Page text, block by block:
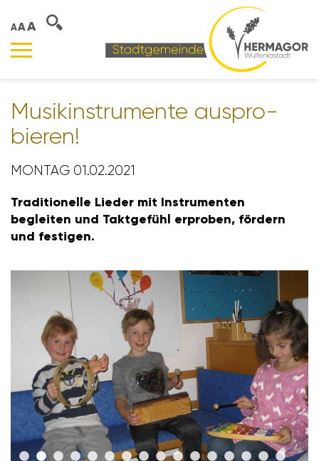
AAA
Musik­in­stru­mente auspro­
bieren!
MONTAG 01.02.2021
Tradi­tio­nelle Lieder mit Instru­menten
begleiten und Takt­ge­fühl erproben, fördern
und festigen.